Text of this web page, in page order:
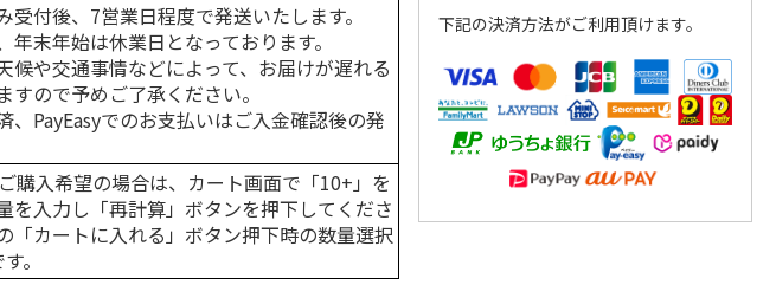
受付後、7営業日程度で発送いたします。
末年始は休業日となっております。
候や交通事情などによって、お届けが遅れる
すので予めご了承ください。
PayEasyでのお支払いはご入金確認後の発
購入希望の場合は、カート画面で「10+」を
を入力し「再計算」ボタンを押下してくださ
「カートに入れる」ボタン押下時の数量選択
。
下記の決済方法がご利用頂けます。